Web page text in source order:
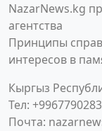
NazarNews.kg
агентства
Принципы
интересов в
Кыргыз
Тел:
Почта: